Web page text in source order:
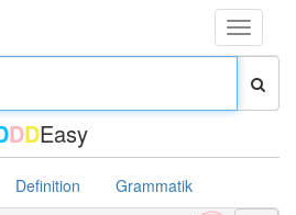
Toggle
DDEasy
Definition Grammatik